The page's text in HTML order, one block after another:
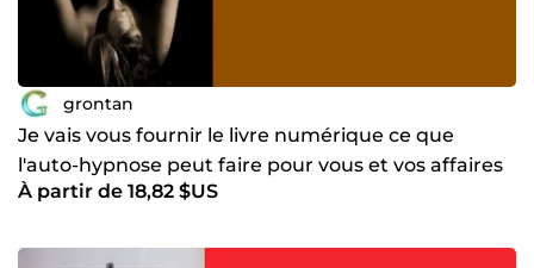
grontan
Je vais vous fournir le livre numérique ce que
l'auto-hypnose peut faire pour vous et vos affaires
À partir de 18,82 $US